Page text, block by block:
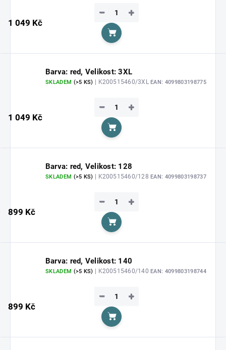
1 049 Kč
+
−
Do košíku
Barva: red, Velikost: 3XL
SKLADEM (>5 KS) | K200515460/3XLEAN: 4099803198775
1 049 Kč
+
−
Do košíku
Barva: red, Velikost: 128
SKLADEM (>5 KS) | K200515460/128EAN: 4099803198737
899 Kč
+
−
Do košíku
Barva: red, Velikost: 140
SKLADEM (>5 KS) | K200515460/140EAN: 4099803198744
899 Kč
+
−
Do košíku